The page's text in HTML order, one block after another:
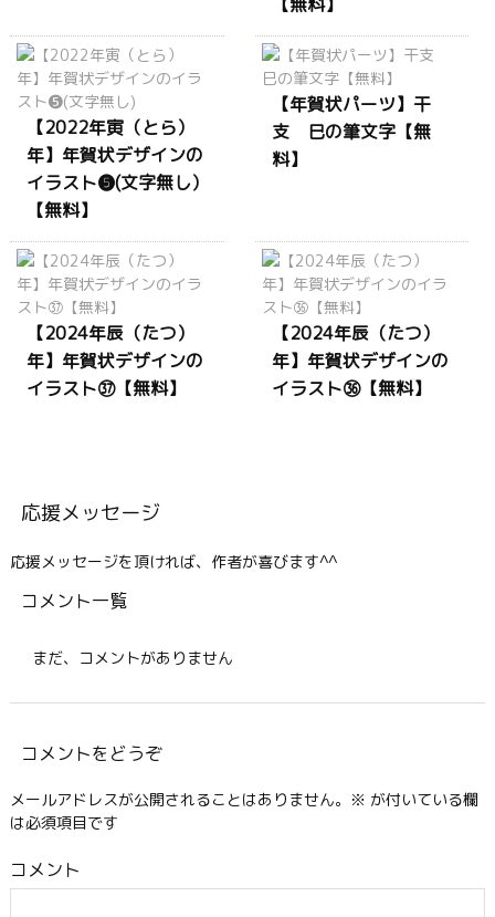
【2022年寅（とら）
年】年賀状デザインの
イラスト❺(文字無し）
【無料】
【年賀状パーツ】干
支 巳の筆文字【無
料】
【2024年辰（たつ）
年】年賀状デザインの
イラスト㊲【無料】
【2024年辰（たつ）
年】年賀状デザインの
イラスト㊱【無料】
応援メッセージ
応援メッセージを頂ければ、作者が喜びます^^
コメント一覧
まだ、コメントがありません
コメントをどうぞ
メールアドレスが公開されることはありません。 ※ が付いている欄
は必須項目です
コメント